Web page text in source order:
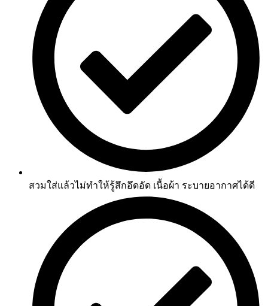
สวมใส่แล้วไม่ทำให้รู้สึกอึดอัด เนื้อผ้า ระบายอากาศได้ดี